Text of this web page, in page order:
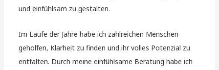
und einfühlsam zu gestalten.
Im Laufe der Jahre habe ich zahlreichen Menschen
geholfen, Klarheit zu finden und ihr volles Potenzial zu
entfalten. Durch meine einfühlsame Beratung habe ich